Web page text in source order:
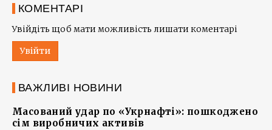
КОМЕНТАРІ
Увійдіть щоб мати можливість лишати коментарі
Увійти
ВАЖЛИВІ НОВИНИ
Масований удар по «Укрнафті»: пошкоджено
сім виробничих активів